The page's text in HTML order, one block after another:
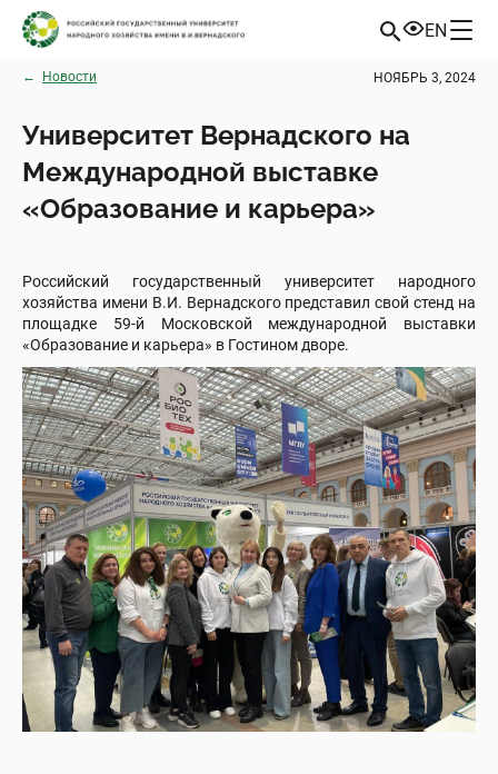
EN
← Новости НОЯБРЬ 3, 2024
Университет Вернадского на
Международной выставке
«Образование и карьера»
Российский государственный университет народного
хозяйства имени В.И. Вернадского представил свой стенд на
площадке 59-й Московской международной выставки
«Образование и карьера» в Гостином дворе.